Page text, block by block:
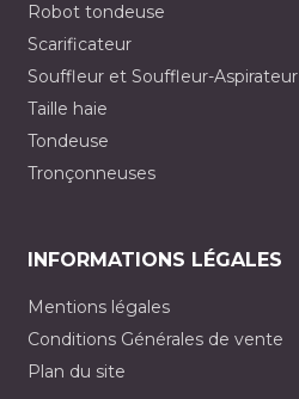
Robot tondeuse
Scarificateur
Souffleur et Souffleur-Aspirateur
Taille haie
Tondeuse
Tronçonneuses
INFORMATIONS LÉGALES
Mentions légales
Conditions Générales de vente
Plan du site